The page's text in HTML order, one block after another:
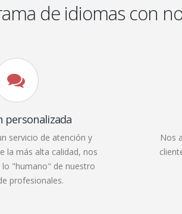
de idiomas con
personalizada
servicio de atención y
la más alta calidad, nos
"humano" de nuestro
profesionales.
Nos